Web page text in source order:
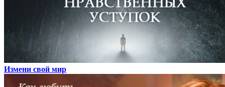
Измени свой мир